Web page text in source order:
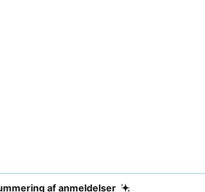
af anmeldelser